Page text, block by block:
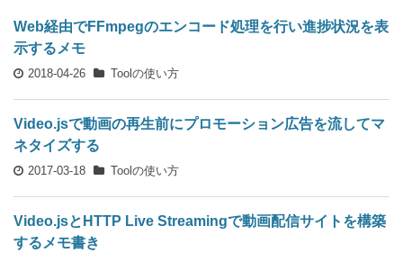
Web経由でFFmpegのエンコード処理を行い進捗状況を表
示するメモ
2018-04-26 Toolの使い方
Video.jsで動画の再生前にプロモーション広告を流してマ
ネタイズする
2017-03-18 Toolの使い方
Video.jsとHTTP Live Streamingで動画配信サイトを構築
するメモ書き